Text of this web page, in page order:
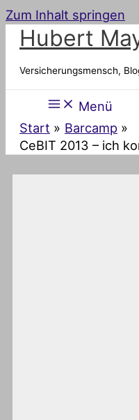
Zum Inhalt springen
Hubert
Versicherungsmensch,
Menü
Start
Barcamp
CeBIT 2013 – ich